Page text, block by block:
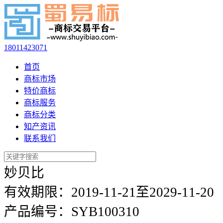
18011423071
首页
商标市场
特价商标
商标服务
商标分类
知产资讯
联系我们
妙贝比
有效期限： 2019-11-21至2029-11-20
产品编号： SYB100310